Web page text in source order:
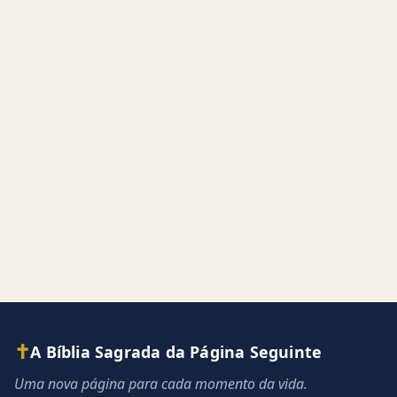
✝A Bíblia Sagrada da Página Seguinte
Uma nova página para cada momento da vida.